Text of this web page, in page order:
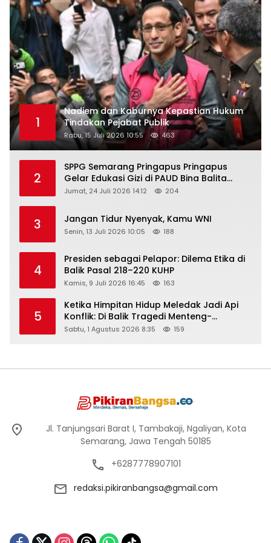
1
Nadiem dan Kaburnya Kepastian Hukum
Tindakan Pejabat Publik
Rabu, 15 Juli 2026 10:55 463
2
SPPG Semarang Pringapus Pringapus
Gelar Edukasi Gizi di PAUD Bina Balita
Peringati Hari Anak Nasional 2026
Jumat, 24 Juli 2026 14:12 204
3 Jangan Tidur Nyenyak, Kamu WNI
Senin, 13 Juli 2026 10:05 188
4
Presiden sebagai Pelapor: Dilema Etika di
Balik Pasal 218–220 KUHP
Kamis, 9 Juli 2026 16:45 163
5
Ketika Himpitan Hidup Meledak Jadi Api
Konflik: Di Balik Tragedi Menteng-
Matraman Hingga Maling Ayam di Bali
Sabtu, 1 Agustus 2026 8:35 159
Jl. Tanjungsari Barat I, Tambakaji, Ngaliyan, Kota
Semarang, Jawa Tengah 50185
+6287778907101
redaksi.pikiranbangsa@gmail.com